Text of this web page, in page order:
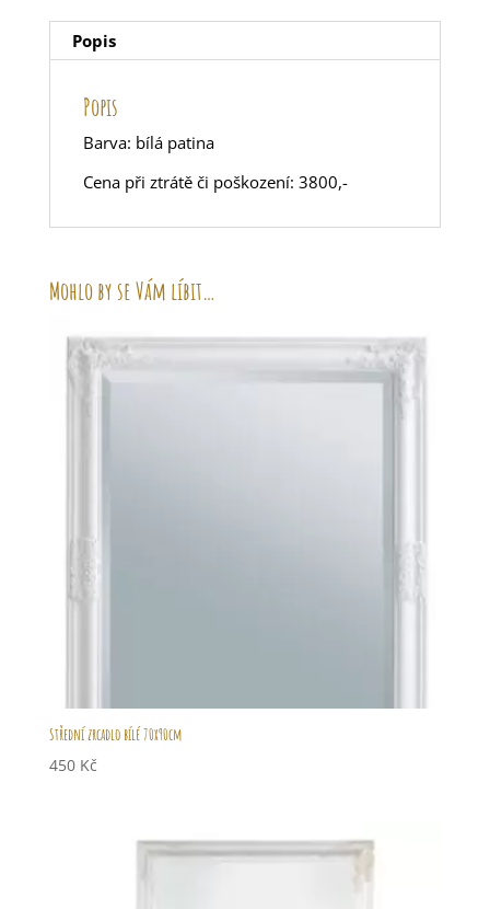
Popis
Popis
Barva: bílá patina
Cena při ztrátě či poškození: 3800,-
Mohlo by se Vám líbit…
Střední zrcadlo bílé 70x90cm
450 Kč